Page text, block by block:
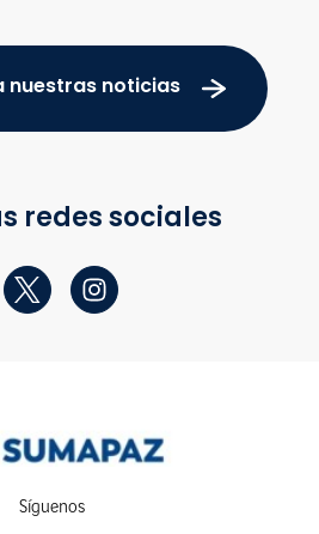
nuestras noticias
redes sociales
Síguenos